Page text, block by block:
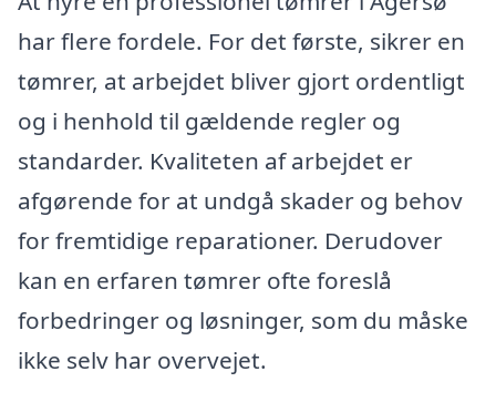
har flere fordele. For det første, sikrer en
tømrer, at arbejdet bliver gjort ordentligt
og i henhold til gældende regler og
standarder. Kvaliteten af arbejdet er
afgørende for at undgå skader og behov
for fremtidige reparationer. Derudover
kan en erfaren tømrer ofte foreslå
forbedringer og løsninger, som du måske
ikke selv har overvejet.